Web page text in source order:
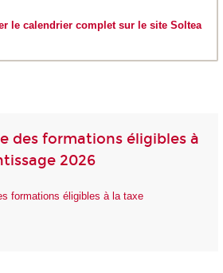
le calendrier complet sur le site Soltea
des formations éligibles à
2026
formations éligibles à la taxe